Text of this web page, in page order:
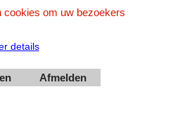
webwinkel
software.
cookies om uw bezoekers
details
Afmelden